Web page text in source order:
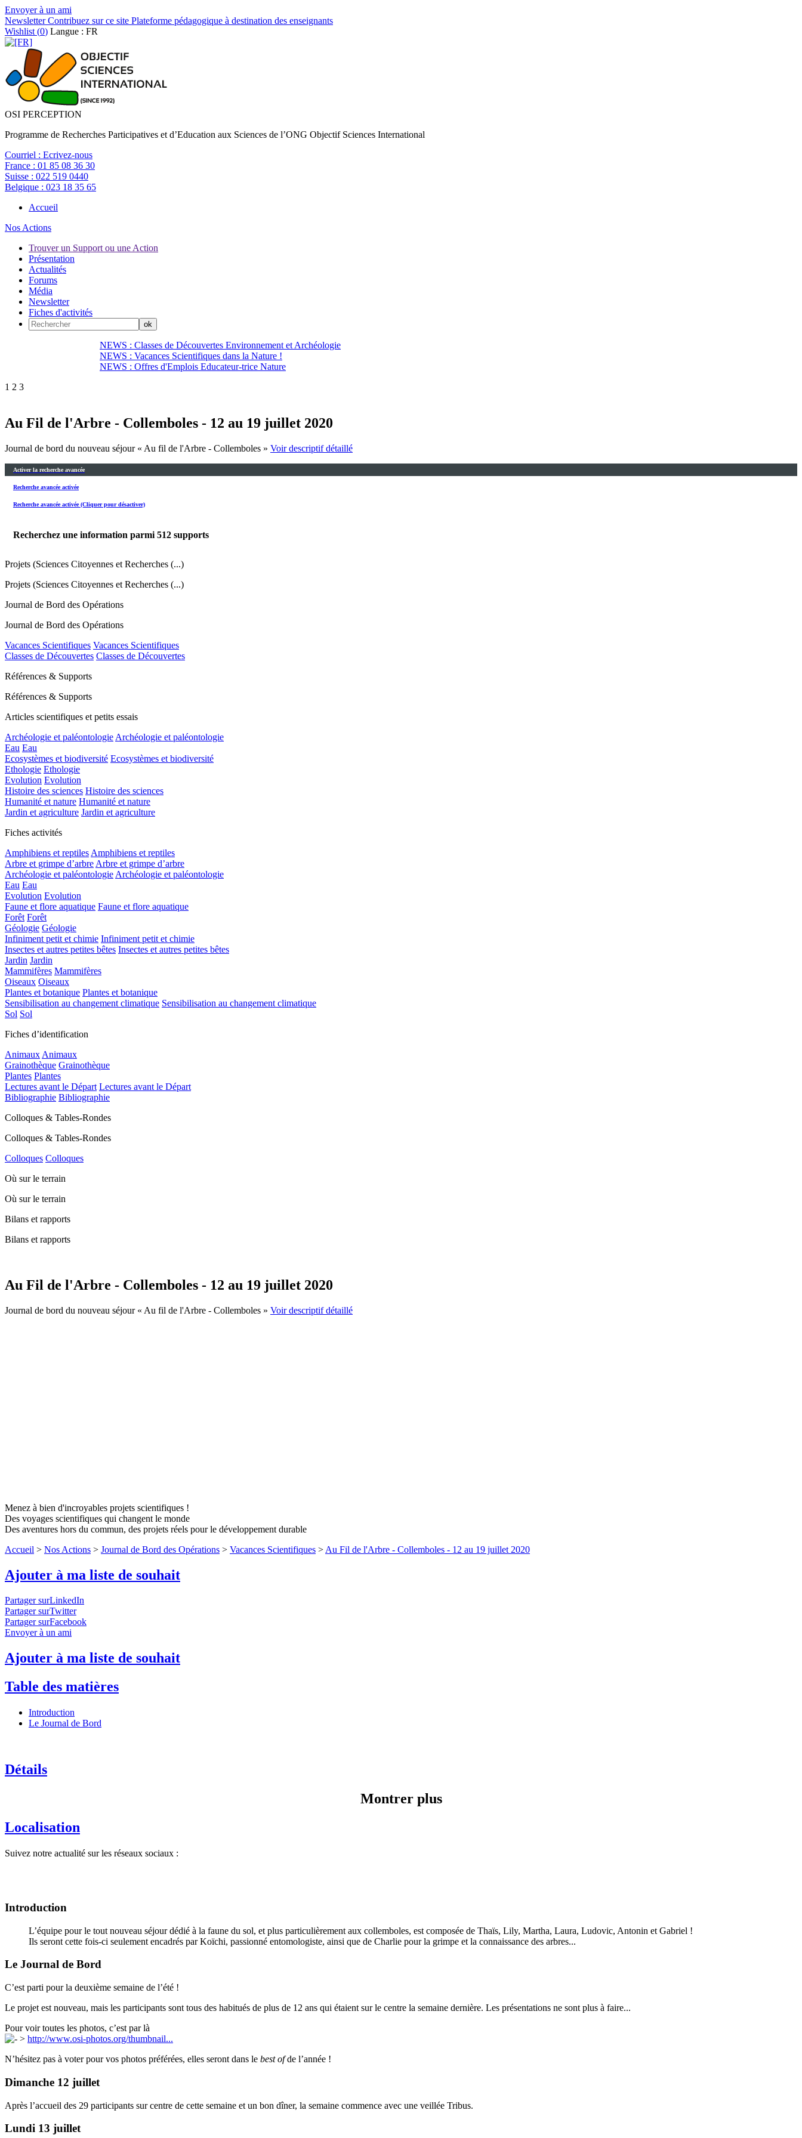
Envoyer à un ami
NewsletterContribuez sur ce site Plateforme pédagogique à destination des enseignants
Wishlist (0) Langue : FR
OSI PERCEPTION
Programme de Recherches Participatives et d’Education aux Sciences de l’ONG Objectif Sciences International
Courriel : Ecrivez-nous
France : 01 85 08 36 30
Suisse : 022 519 0440
Belgique : 023 18 35 65
Accueil
Nos Actions
Trouver un Support ou une Action
Présentation
Actualités
Forums
Média
Newsletter
Fiches d'activités
NEWS : Classes de Découvertes Environnement et Archéologie
NEWS : Vacances Scientifiques dans la Nature !
NEWS : Offres d'Emplois Educateur-trice Nature
1 2 3
Au Fil de l'Arbre - Collemboles - 12 au 19 juillet 2020
Journal de bord du nouveau séjour « Au fil de l'Arbre - Collemboles » Voir descriptif détaillé
Activer la recherche avancée
Recherche avancée activée
Recherche avancée activée (Cliquer pour désactiver)
Recherchez une information parmi 512 supports
Projets (Sciences Citoyennes et Recherches (...)
Projets (Sciences Citoyennes et Recherches (...)
Journal de Bord des Opérations
Journal de Bord des Opérations
Vacances Scientifiques Vacances Scientifiques
Classes de Découvertes Classes de Découvertes
Références & Supports
Références & Supports
Articles scientifiques et petits essais
Archéologie et paléontologie Archéologie et paléontologie
Eau Eau
Ecosystèmes et biodiversité Ecosystèmes et biodiversité
Ethologie Ethologie
Evolution Evolution
Histoire des sciences Histoire des sciences
Humanité et nature Humanité et nature
Jardin et agriculture Jardin et agriculture
Fiches activités
Amphibiens et reptiles Amphibiens et reptiles
Arbre et grimpe d’arbre Arbre et grimpe d’arbre
Archéologie et paléontologie Archéologie et paléontologie
Eau Eau
Evolution Evolution
Faune et flore aquatique Faune et flore aquatique
Forêt Forêt
Géologie Géologie
Infiniment petit et chimie Infiniment petit et chimie
Insectes et autres petites bêtes Insectes et autres petites bêtes
Jardin Jardin
Mammifères Mammifères
Oiseaux Oiseaux
Plantes et botanique Plantes et botanique
Sensibilisation au changement climatique Sensibilisation au changement climatique
Sol Sol
Fiches d’identification
Animaux Animaux
Grainothèque Grainothèque
Plantes Plantes
Lectures avant le Départ Lectures avant le Départ
Bibliographie Bibliographie
Colloques & Tables-Rondes
Colloques & Tables-Rondes
Colloques Colloques
Où sur le terrain
Où sur le terrain
Bilans et rapports
Bilans et rapports
Au Fil de l'Arbre - Collemboles - 12 au 19 juillet 2020
Journal de bord du nouveau séjour « Au fil de l'Arbre - Collemboles » Voir descriptif détaillé
Menez à bien d'incroyables projets scientifiques !
Des voyages scientifiques qui changent le monde
Des aventures hors du commun, des projets réels pour le développement durable
Accueil > Nos Actions > Journal de Bord des Opérations > Vacances Scientifiques > Au Fil de l'Arbre - Collemboles - 12 au 19 juillet 2020
Ajouter à ma liste de souhait
Partager surLinkedIn
Partager surTwitter
Partager surFacebook
Envoyer à un ami
Ajouter à ma liste de souhait
Table des matières
Introduction
Le Journal de Bord
Détails
Montrer plus
Localisation
Suivez notre actualité sur les réseaux sociaux :
Introduction
L’équipe pour le tout nouveau séjour dédié à la faune du sol, et plus particulièrement aux collemboles, est composée de Thaïs, Lily, Martha, Laura, Ludovic, Antonin et Gabriel !
Ils seront cette fois-ci seulement encadrés par Koïchi, passionné entomologiste, ainsi que de Charlie pour la grimpe et la connaissance des arbres...
Le Journal de Bord
C’est parti pour la deuxième semaine de l’été !
Le projet est nouveau, mais les participants sont tous des habitués de plus de 12 ans qui étaient sur le centre la semaine dernière. Les présentations ne sont plus à faire...
Pour voir toutes les photos, c’est par là
> http://www.osi-photos.org/thumbnail...
N’hésitez pas à voter pour vos photos préférées, elles seront dans le best ofde l’année !
Dimanche 12 juillet
Après l’accueil des 29 participants sur centre de cette semaine et un bon dîner, la semaine commence avec une veillée Tribus.
Lundi 13 juillet